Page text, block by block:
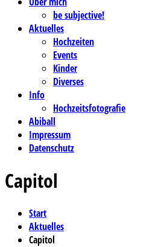
be subjective!
Aktuelles
Hochzeiten
Events
Kinder
Diverses
Info
Hochzeitsfotografie
Abiball
Impressum
Datenschutz
Capitol
Start
Aktuelles
Capitol